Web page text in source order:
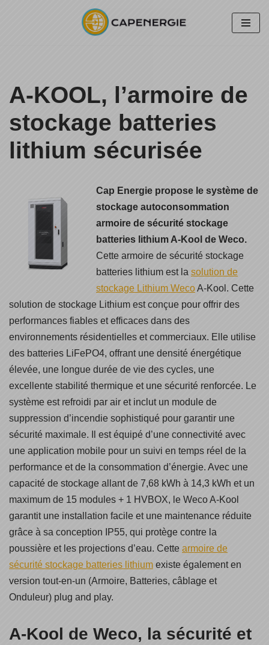
A-KOOL, l’armoire de
stockage batteries
lithium sécurisée
Cap Energie propose le système de
stockage autoconsommation
armoire de sécurité stockage
batteries lithium A-Kool de Weco.
Cette armoire de sécurité stockage
batteries lithium est la solution de
stockage Lithium WecoA-Kool. Cette
solution de stockage Lithium est conçue pour offrir des
performances fiables et efficaces dans des
environnements résidentielles et commerciaux. Elle utilise
des batteries LiFePO4, offrant une densité énergétique
élevée, une longue durée de vie des cycles, une
excellente stabilité thermique et une sécurité renforcée. Le
système est refroidi par air et inclut un module de
suppression d’incendie sophistiqué pour garantir une
sécurité maximale. Il est équipé d’une connectivité avec
une application mobile pour un suivi en temps réel de la
performance et de la consommation d’énergie. Avec une
capacité de stockage allant de 7,68 kWh à 14,3 kWh et un
maximum de 15 modules + 1 HVBOX, le Weco A-Kool
garantit une installation facile et une maintenance réduite
grâce à sa conception IP55, qui protège contre la
poussière et les projections d’eau. Cette armoire de
sécurité stockage batteries lithium existe également en
version tout-en-un (Armoire, Batteries, câblage et
Onduleur) plug and play.
A-Kool de Weco, la sécurité et